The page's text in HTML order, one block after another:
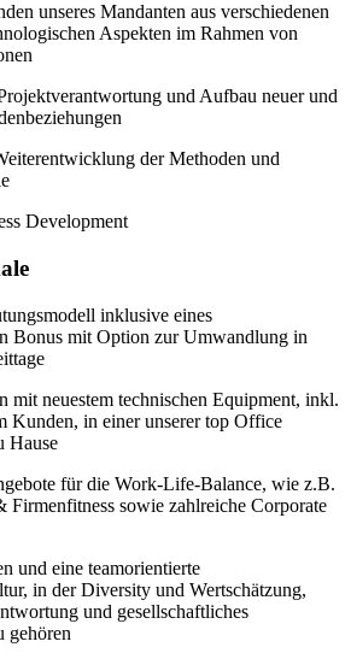
unseres Mandanten aus verschiedenen
Aspekten im Rahmen von
und Aufbau neuer und
der Methoden und
Development
inklusive eines
Bonus mit Option zur Umwandlung in
mit neuestem technischen Equipment, inkl.
Kunden, in einer unserer top Office
Hause
für die Work-Life-Balance, wie z.B.
Firmenfitness sowie zahlreiche Corporate
und eine teamorientierte
in der Diversity und Wertschätzung,
und gesellschaftliches
gehören